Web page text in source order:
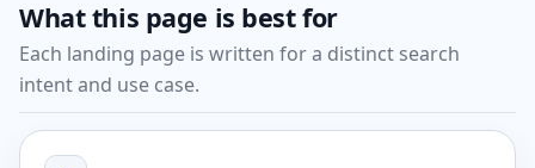
What this page is best for
Each landing page is written for a distinct search
intent and use case.